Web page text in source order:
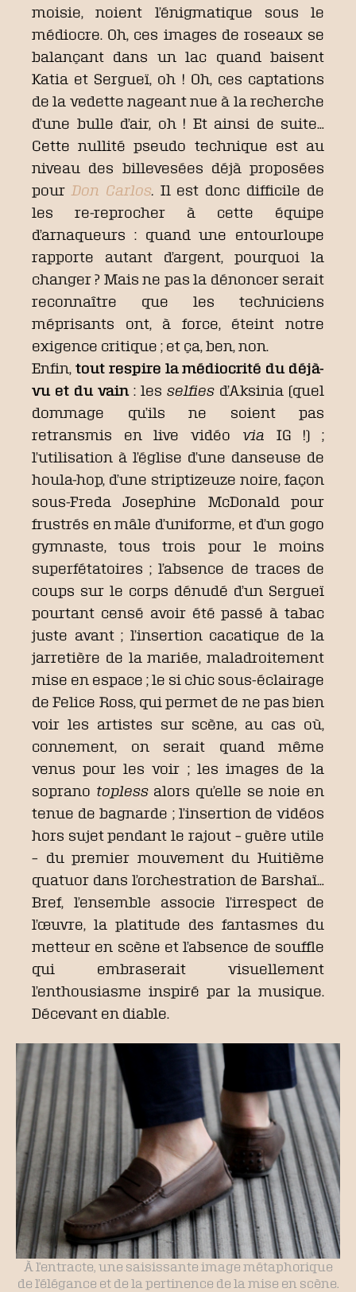
moisie, noient l’énigmatique sous le
médiocre. Oh, ces images de roseaux se
balançant dans un lac quand baisent
Katia et Sergueï, oh ! Oh, ces captations
de la vedette nageant nue à la recherche
d’une bulle d’air, oh ! Et ainsi de suite…
Cette nullité pseudo technique est au
niveau des billevesées déjà proposées
pour Don Carlos Il est donc difficile de
les re-reprocher à cette équipe
d’arnaqueurs : quand une entourloupe
rapporte autant d’argent, pourquoi la
changer ? Mais ne pas la dénoncer serait
reconnaître que les techniciens
méprisants ont, à force, éteint notre
exigence critique ; et ça, ben, non.
Enfin, tout respire la médiocrité du déjà-
vu et du vain : les selfies d’Aksinia (quel
dommage qu’ils ne soient pas
retransmis en live vidéo via IG !) ;
l’utilisation à l’église d’une danseuse de
houla-hop, d’une striptizeuze noire, façon
sous-Freda Josephine McDonald pour
frustrés en mâle d’uniforme, et d’un gogo
gymnaste, tous trois pour le moins
superfétatoires ; l’absence de traces de
coups sur le corps dénudé d’un Sergueï
pourtant censé avoir été passé à tabac
juste avant ; l’insertion cacatique de la
jarretière de la mariée, maladroitement
mise en espace ; le si chic sous-éclairage
de Felice Ross, qui permet de ne pas bien
voir les artistes sur scène, au cas où,
connement, on serait quand même
venus pour les voir ; les images de la
soprano toplessalors qu’elle se noie en
tenue de bagnarde ; l’insertion de vidéos
hors sujet pendant le rajout – guère utile
– du premier mouvement du Huitième
quatuor dans l’orchestration de Barshaï…
Bref, l’ensemble associe l’irrespect de
l’œuvre, la platitude des fantasmes du
metteur en scène et l’absence de souffle
qui embraserait visuellement
l’enthousiasme inspiré par la musique.
Décevant en diable.
À l’entracte, une saisissante image métaphorique
de l’élégance et de la pertinence de la mise en scène.